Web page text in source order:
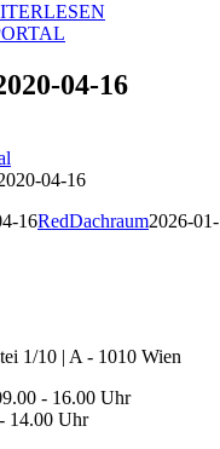
04-16
04-16
16RedDachraum2026-
1/10 | A - 1010 Wien
- 16.00 Uhr
14.00 Uhr